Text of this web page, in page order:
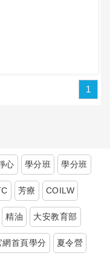
1
心 學分班 學分班
芳療 COILW
精油 大安教育部
網首頁學分 夏令營